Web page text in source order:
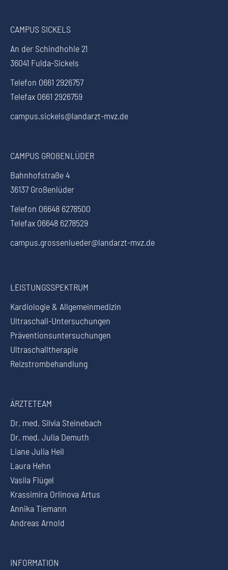
CAMPUS SICKELS
An der Schindhohle 21
36041 Fulda-Sickels
Telefon 0661 2926757
Telefax 0661 2926759
campus.sickels@landarzt-mvz.de
CAMPUS GROßENLÜDER
Bahnhofstraße 4
36137 Großenlüder
Telefon 06648 6278500
Telefax 06648 6278529
campus.grossenlueder@landarzt-mvz.de
LEISTUNGSSPEKTRUM
Kardiologie & Allgemeinmedizin
Ultraschall-Untersuchungen
Präventionsuntersuchungen
Ultraschalltherapie
Reizstrombehandlung
ÄRZTETEAM
Dr. med. Silvia Steinebach
Dr. med. Julia Demuth
Liane Julia Heil
Laura Hehn
Vasila Flügel
Krassimira Orlinova Artus
Annika Tiemann
Andreas Arnold
INFORMATION